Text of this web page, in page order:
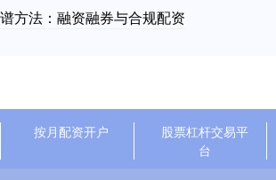
方法：融资融券与合规配资
按月配资开户
股票杠杆交易平
台